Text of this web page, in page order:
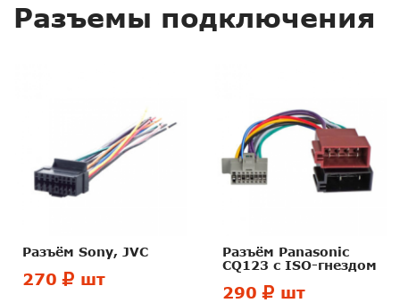
Разъемы подключения
Разъём Sony, JVC
270 шт
Разъём Panasonic
CQ123 c ISO-гнездом
290 шт